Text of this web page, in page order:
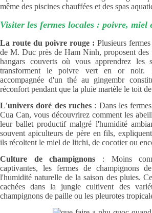
même des piscines chauffées et des spas
Visiter les fermes locales : poivre, miel
La route du poivre rouge : Plusieurs
de M. Duc près de Ham Ninh, proposent des
hangars couverts où vous apprendrez les
transforment le poivre vert en or noir.
accompagnée d'un thé au gingembr
réconfort pendant que la pluie martèle le toit
L'univers doré des ruches : Dans les
Cua Can, vous découvrirez comment les
leur ballet productif malgré l'humidité
souvent apiculteurs de père en fils,
ils récoltent le miel de litchi, de cocotier ou
Culture de champignons : Moins
captivantes, les fermes de champignons
l'humidité naturelle de la saison des pluies.
cachées dans la jungle cultivent des
champignons de paille ou les pleurotes